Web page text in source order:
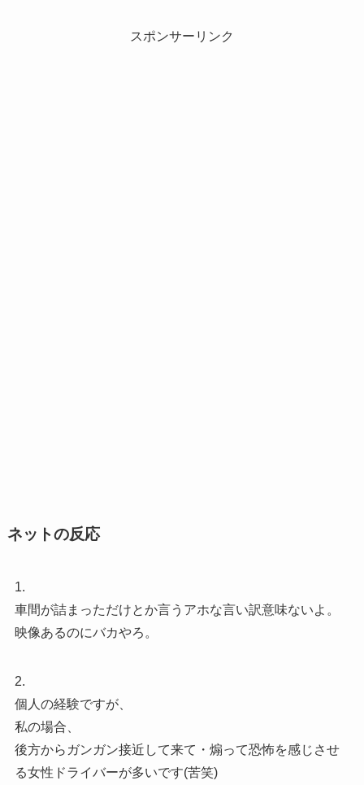
スポンサーリンク
ネットの反応
1.
車間が詰まっただけとか言うアホな言い訳意味ないよ。
映像あるのにバカやろ。
2.
個人の経験ですが、
私の場合、
後方からガンガン接近して来て・煽って恐怖を感じさせ
る女性ドライバーが多いです(苦笑)